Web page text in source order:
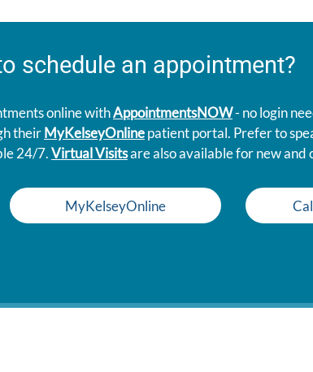
schedule an appointment?
online withAppointmentsNOW- no login
theirMyKelseyOnlinepatient portal. Prefer to
24/7.Virtual Visitsare also available for new and
MyKelseyOnline